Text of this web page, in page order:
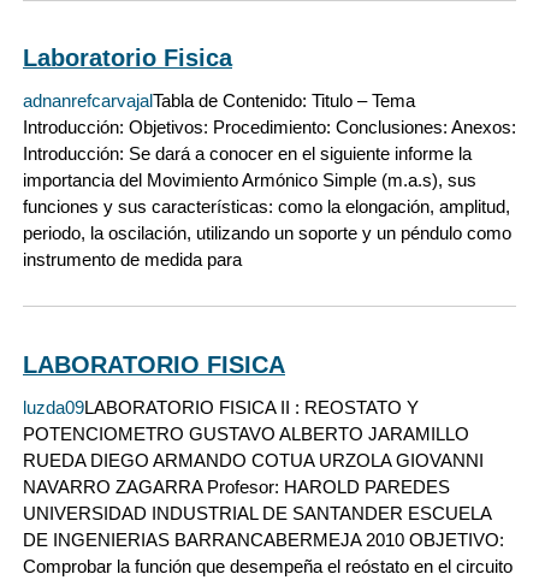
Laboratorio Fisica
adnanrefcarvajalTabla de Contenido: Titulo – Tema
Introducción: Objetivos: Procedimiento: Conclusiones: Anexos:
Introducción: Se dará a conocer en el siguiente informe la
importancia del Movimiento Armónico Simple (m.a.s), sus
funciones y sus características: como la elongación, amplitud,
periodo, la oscilación, utilizando un soporte y un péndulo como
instrumento de medida para
LABORATORIO FISICA
luzda09LABORATORIO FISICA II : REOSTATO Y
POTENCIOMETRO GUSTAVO ALBERTO JARAMILLO
RUEDA DIEGO ARMANDO COTUA URZOLA GIOVANNI
NAVARRO ZAGARRA Profesor: HAROLD PAREDES
UNIVERSIDAD INDUSTRIAL DE SANTANDER ESCUELA
DE INGENIERIAS BARRANCABERMEJA 2010 OBJETIVO:
Comprobar la función que desempeña el reóstato en el circuito